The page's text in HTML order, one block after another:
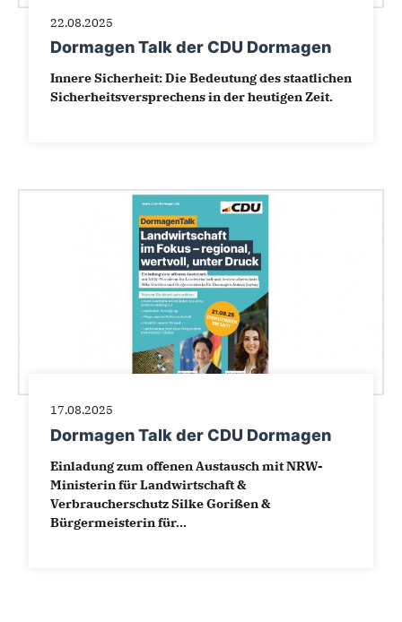
22.08.2025
Dormagen Talk der CDU Dormagen
Innere Sicherheit: Die Bedeutung des staatlichen
Sicherheitsversprechens in der heutigen Zeit.
17.08.2025
Dormagen Talk der CDU Dormagen
Einladung zum offenen Austausch mit NRW-
Ministerin für Landwirtschaft &
Verbraucherschutz Silke Gorißen &
Bürgermeisterin für...